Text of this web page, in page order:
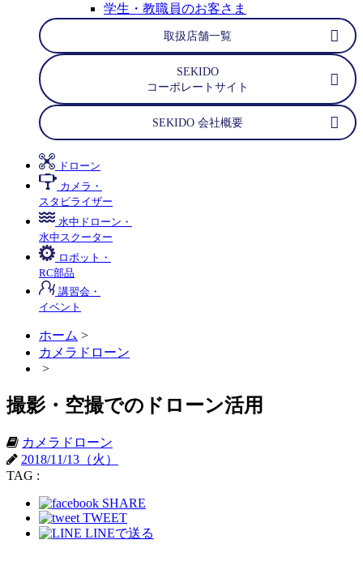
学生・教職員のお客さま
取扱店舗一覧
SEKIDO
コーポレートサイト
SEKIDO 会社概要
ドローン
カメラ・
スタビライザー
水中ドローン・
水中スクーター
ロボット・
RC部品
講習会・
イベント
ホーム >
カメラドローン
>
撮影・空撮でのドローン活用
カメラドローン
2018/11/13（火）
TAG :
SHARE
TWEET
LINEで送る